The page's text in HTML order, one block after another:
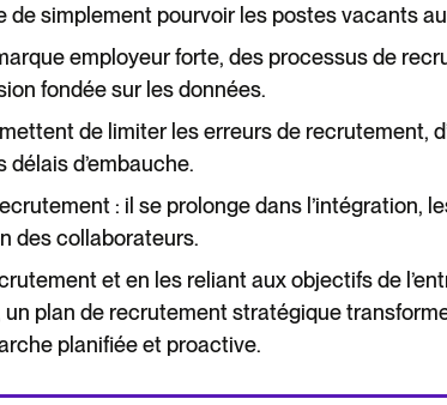
de simplement pourvoir les postes vacants au
employeur forte, des processus de
fondée sur les données.
de limiter les erreurs de recrutement,
d’embauche.
: il se prolonge dans l’intégration,
des collaborateurs.
et en les reliant aux objectifs de
un plan de recrutement stratégique
planifiée et proactive.